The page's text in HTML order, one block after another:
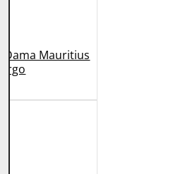
Dama Mauritius